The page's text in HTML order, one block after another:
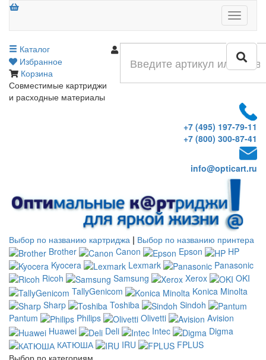
Меню
Каталог
Избранное
Корзина
Совместимые картриджи
и расходные материалы
+7 (495) 197-79-11
+7 (800) 300-87-41
info@opticart.ru
Выбор по названию картриджа | Выбор по названию принтера
Brother
Canon Epson
HP
Kyocera
Lexmark
Panasonic
Ricoh
Samsung Xerox
OKI
TallyGenicom
Konica Minolta
Sharp
Toshiba
Sindoh
Pantum
Philips Olivetti
Avision
Huawei
Deli Intec
Digma
КАТЮША
IRU
FPLUS